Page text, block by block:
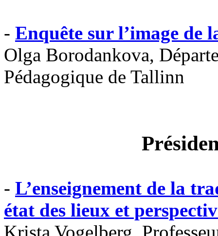
- Enquête sur l’image de
Olga Borodankova,
Pédagogique de Tallinn
- L’enseignement de la
état des lieux et